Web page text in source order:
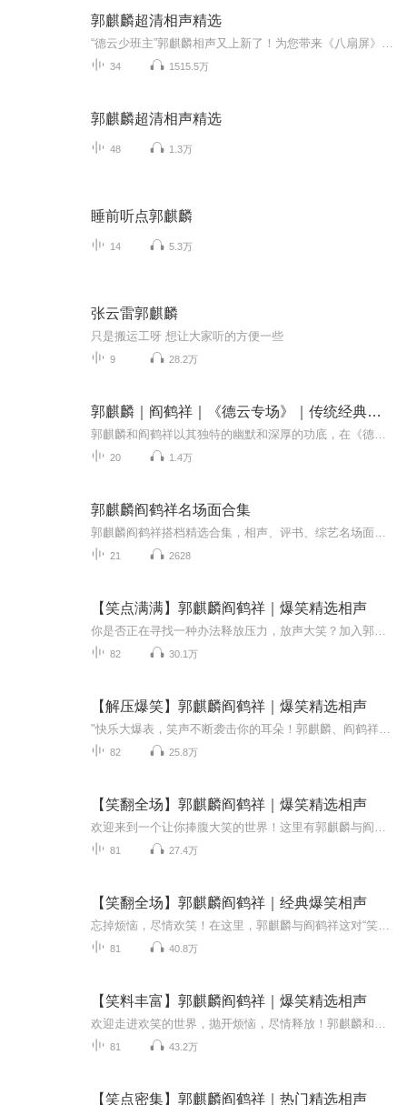
郭麒麟超清相声精选
34 1515.5万
郭麒麟超清相声精选
48 1.3万
睡前听点郭麒麟
14 5.3万
张云雷郭麒麟
只是搬运工呀 想让大家听的方便一些
9 28.2万
郭麒麟｜阎鹤祥｜《德云专场》｜传统经典相声
20 1.4万
郭麒麟阎鹤祥名场面合集
21 2628
【笑点满满】郭麒麟阎鹤祥｜爆笑精选相声
82 30.1万
【解压爆笑】郭麒麟阎鹤祥｜爆笑精选相声
82 25.8万
【笑翻全场】郭麒麟阎鹤祥｜爆笑精选相声
81 27.4万
【笑翻全场】郭麒麟阎鹤祥｜经典爆笑相声
81 40.8万
【笑料丰富】郭麒麟阎鹤祥｜爆笑精选相声
81 43.2万
【笑点密集】郭麒麟阎鹤祥｜热门精选相声